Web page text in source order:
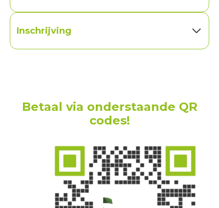
Inschrijving
Betaal via onderstaande QR
codes!